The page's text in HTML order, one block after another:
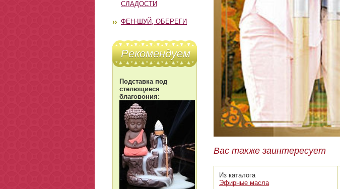
СЛАДОСТИ
ФЕН-ШУЙ, ОБЕРЕГИ
Рекомендуем
Подставка под
стелющиеся
благовония:
Вас также заинтересует
Из каталога
Эфирные масла